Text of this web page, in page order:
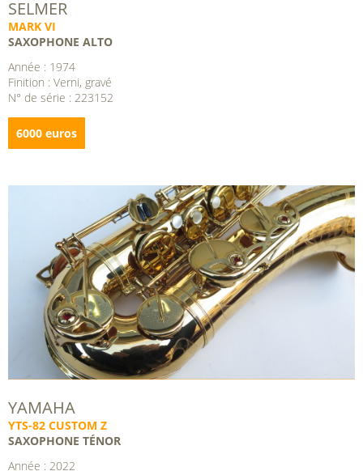
SELMER
MARK VI
SAXOPHONE ALTO
Année : 1974
Finition : Verni, gravé
N° de série : 223152
6000 euros
YAMAHA
YTS-82 CUSTOM Z
SAXOPHONE TÉNOR
Année : 2022